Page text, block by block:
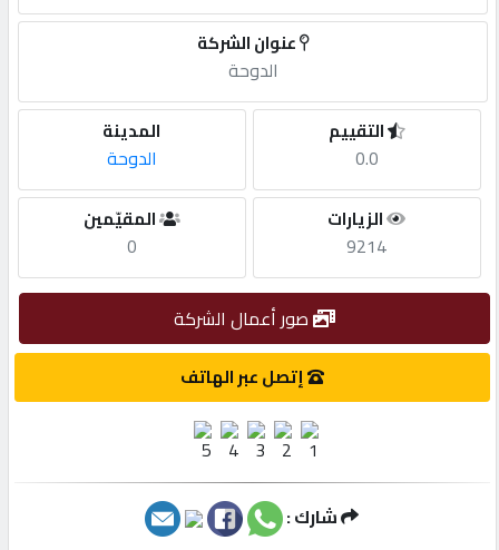
أضف
طلب
مميزة
عنوان الشركة
الدوحة
المدينة
الدوحة
التقييم
0.0
المقيّمين
0
الزيارات
9214
صور أعمال الشركة
إتصل عبر الهاتف
شارك :